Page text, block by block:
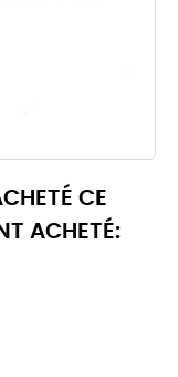
CE
ACHETÉ: